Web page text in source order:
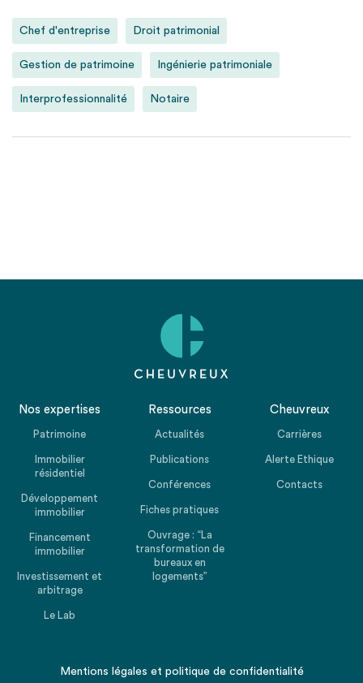
Chef d'entreprise Droit patrimonial
Gestion de patrimoine Ingénierie patrimoniale
Interprofessionnalité Notaire
Nos expertises
Patrimoine
Immobilier
résidentiel
Développement
immobilier
Financement
immobilier
Investissement et
arbitrage
Le Lab
Ressources
Actualités
Publications
Conférences
Fiches pratiques
Ouvrage : “La
transformation de
bureaux en
logements”
Cheuvreux
Carrières
Alerte Ethique
Contacts
Mentions légales et politique de confidentialité